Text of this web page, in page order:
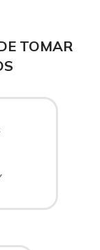
TOMAR